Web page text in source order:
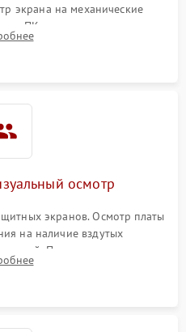
экрана на механические
к ПК для оценки вывода
и выявления артефактов на
осмотр
экранов. Осмотр платы
на наличие вздутых
Проверка надежности
шлейфов матрицы.